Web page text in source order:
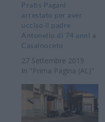
Pratis Pagani
arrestato per aver
ucciso il padre
Antonello di 74 anni a
Casalnoceto
27 Settembre 2019
In "Prima Pagina (AL)"